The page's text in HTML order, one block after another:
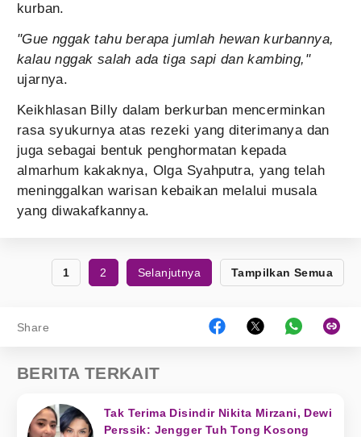
kurban.
"Gue nggak tahu berapa jumlah hewan kurbannya,
kalau nggak salah ada tiga sapi dan kambing,"
ujarnya.
Keikhlasan Billy dalam berkurban mencerminkan
rasa syukurnya atas rezeki yang diterimanya dan
juga sebagai bentuk penghormatan kepada
almarhum kakaknya, Olga Syahputra, yang telah
meninggalkan warisan kebaikan melalui musala
yang diwakafkannya.
1 2 Selanjutnya Tampilkan Semua
Share
BERITA TERKAIT
Tak Terima Disindir Nikita Mirzani, Dewi
Perssik: Jengger Tuh Tong Kosong